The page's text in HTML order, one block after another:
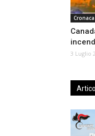
3 Luglio